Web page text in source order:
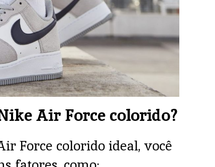
Air Force colorido?
Force colorido ideal, você